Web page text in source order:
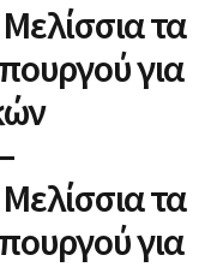
τα
για
τα
για